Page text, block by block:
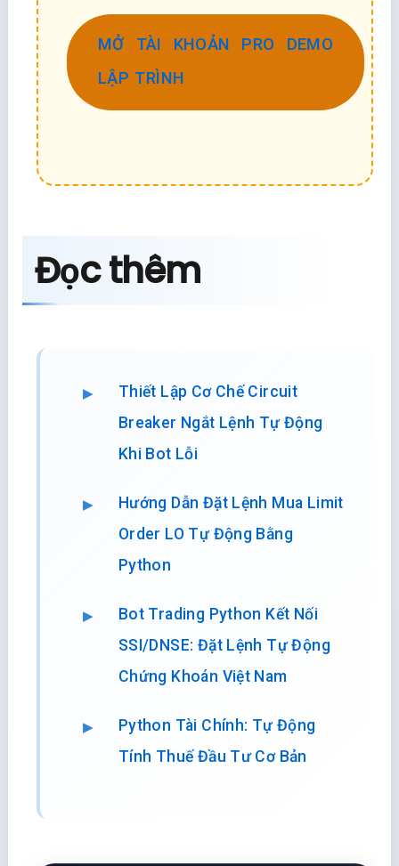
MỞ TÀI KHOẢN PRO DEMO
LẬP TRÌNH
Đọc thêm
Thiết Lập Cơ Chế Circuit
Breaker Ngắt Lệnh Tự Động
Khi Bot Lỗi
Hướng Dẫn Đặt Lệnh Mua Limit
Order LO Tự Động Bằng
Python
Bot Trading Python Kết Nối
SSI/DNSE: Đặt Lệnh Tự Động
Chứng Khoán Việt Nam
Python Tài Chính: Tự Động
Tính Thuế Đầu Tư Cơ Bản